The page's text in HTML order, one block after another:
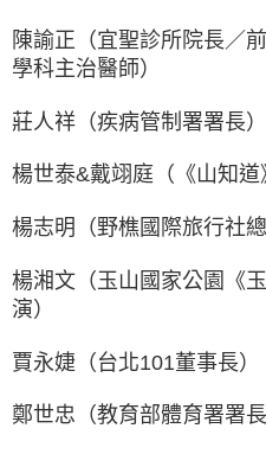
陳諭正（宜聖診所院長／
學科主治醫師）
莊人祥（疾病管制署署長）
楊世泰&戴翊庭（《山知道
楊志明（野樵國際旅行社總
楊湘文（玉山國家公園《
演）
賈永婕（台北101董事長）
鄭世忠（教育部體育署署長